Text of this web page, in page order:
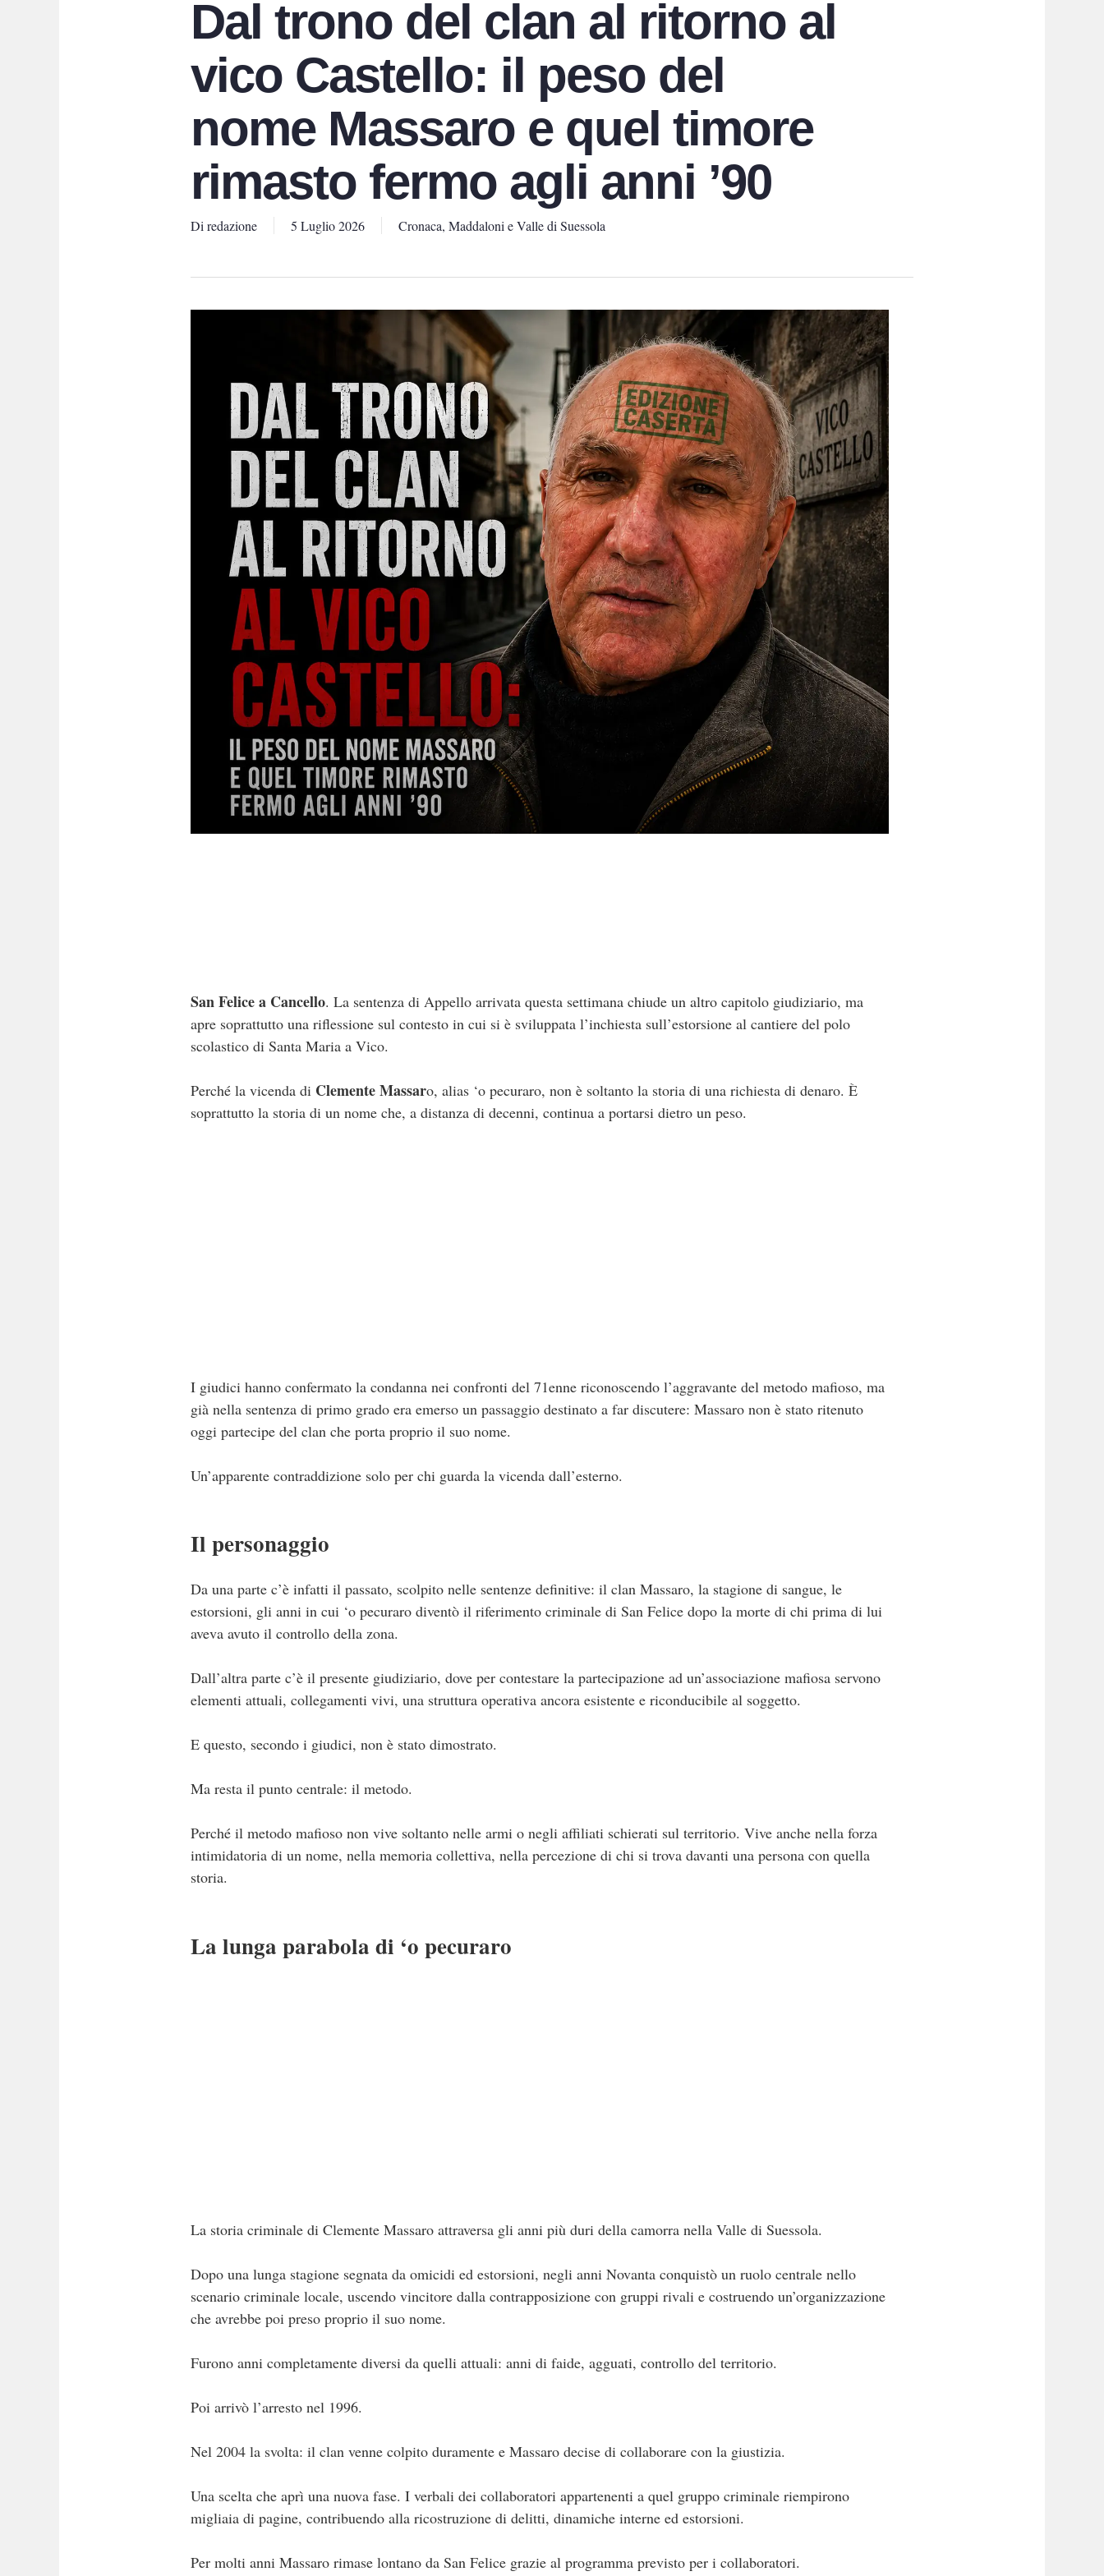
Dal trono del clan al ritorno al
vico Castello: il peso del
nome Massaro e quel timore
rimasto fermo agli anni ’90
Di redazione 5 Luglio 2026 Cronaca, Maddaloni e Valle di Suessola
San Felice a Cancello. La sentenza di Appello arrivata questa settimana chiude un altro capitolo giudiziario, ma
apre soprattutto una riflessione sul contesto in cui si è sviluppata l’inchiesta sull’estorsione al cantiere del polo
scolastico di Santa Maria a Vico.
Perché la vicenda di Clemente Massaro, alias ‘o pecuraro, non è soltanto la storia di una richiesta di denaro. È
soprattutto la storia di un nome che, a distanza di decenni, continua a portarsi dietro un peso.
I giudici hanno confermato la condanna nei confronti del 71enne riconoscendo l’aggravante del metodo mafioso, ma
già nella sentenza di primo grado era emerso un passaggio destinato a far discutere: Massaro non è stato ritenuto
oggi partecipe del clan che porta proprio il suo nome.
Un’apparente contraddizione solo per chi guarda la vicenda dall’esterno.
Il personaggio
Da una parte c’è infatti il passato, scolpito nelle sentenze definitive: il clan Massaro, la stagione di sangue, le
estorsioni, gli anni in cui ‘o pecuraro diventò il riferimento criminale di San Felice dopo la morte di chi prima di lui
aveva avuto il controllo della zona.
Dall’altra parte c’è il presente giudiziario, dove per contestare la partecipazione ad un’associazione mafiosa servono
elementi attuali, collegamenti vivi, una struttura operativa ancora esistente e riconducibile al soggetto.
E questo, secondo i giudici, non è stato dimostrato.
Ma resta il punto centrale: il metodo.
Perché il metodo mafioso non vive soltanto nelle armi o negli affiliati schierati sul territorio. Vive anche nella forza
intimidatoria di un nome, nella memoria collettiva, nella percezione di chi si trova davanti una persona con quella
storia.
La lunga parabola di ‘o pecuraro
La storia criminale di Clemente Massaro attraversa gli anni più duri della camorra nella Valle di Suessola.
Dopo una lunga stagione segnata da omicidi ed estorsioni, negli anni Novanta conquistò un ruolo centrale nello
scenario criminale locale, uscendo vincitore dalla contrapposizione con gruppi rivali e costruendo un’organizzazione
che avrebbe poi preso proprio il suo nome.
Furono anni completamente diversi da quelli attuali: anni di faide, agguati, controllo del territorio.
Poi arrivò l’arresto nel 1996.
Nel 2004 la svolta: il clan venne colpito duramente e Massaro decise di collaborare con la giustizia.
Una scelta che aprì una nuova fase. I verbali dei collaboratori appartenenti a quel gruppo criminale riempirono
migliaia di pagine, contribuendo alla ricostruzione di delitti, dinamiche interne ed estorsioni.
Per molti anni Massaro rimase lontano da San Felice grazie al programma previsto per i collaboratori.